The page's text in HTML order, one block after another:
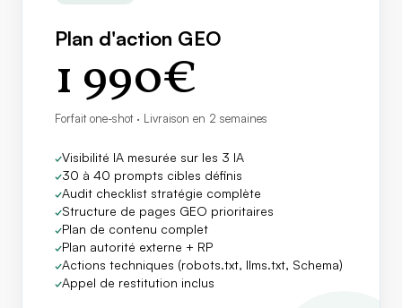
Plan d'action GEO
1 990€
Forfait one-shot · Livraison en 2 semaines
✓Visibilité IA mesurée sur les 3 IA
✓30 à 40 prompts cibles définis
✓Audit checklist stratégie complète
✓Structure de pages GEO prioritaires
✓Plan de contenu complet
✓Plan autorité externe + RP
✓Actions techniques (robots.txt, llms.txt, Schema)
✓Appel de restitution inclus